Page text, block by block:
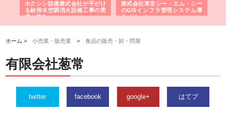
ホクシン設備株式会社が手がけ
る給排水空調消火設備工事の実
績と強み
株式会社東京シー・エム・シー
のGISインフラ管理システム導
入メリット
ホーム >小売業・販売業 >食品の販売・卸・問屋
有限会社葱常
twitter facebook google+ はてブ